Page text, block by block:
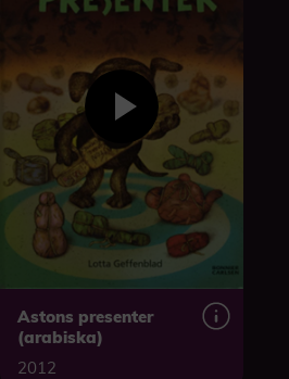
Astons presenter
(arabiska)
2012